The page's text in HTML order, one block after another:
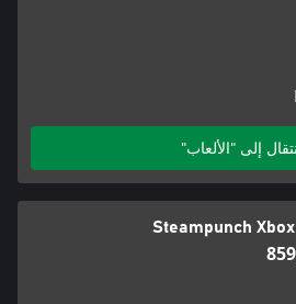
إلى "الألعاب"
Steampunch